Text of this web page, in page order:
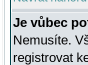
Je vůbec
Nemusíte.
registrovat